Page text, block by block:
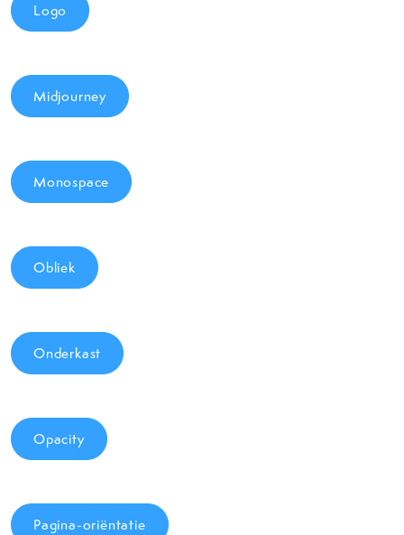
Logo
Midjourney
Monospace
Obliek
Onderkast
Opacity
Pagina-oriëntatie